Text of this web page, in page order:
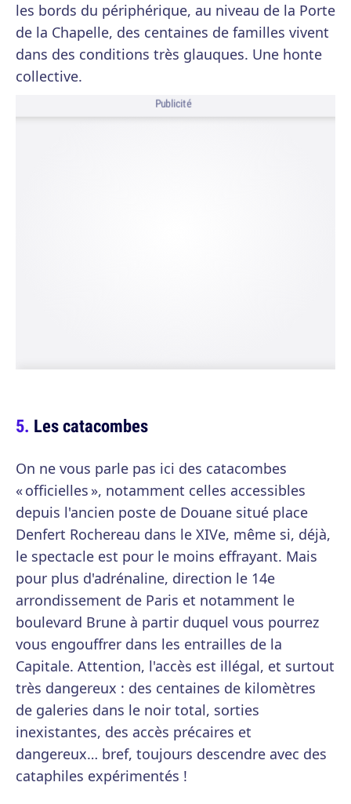
les bords du périphérique, au niveau de la Porte
de la Chapelle, des centaines de familles vivent
dans des conditions très glauques. Une honte
collective.
Publicité
Les catacombes
On ne vous parle pas ici des catacombes
« officielles », notamment celles accessibles
depuis l'ancien poste de Douane situé place
Denfert Rochereau dans le XIVe, même si, déjà,
le spectacle est pour le moins effrayant. Mais
pour plus d'adrénaline, direction le 14e
arrondissement de Paris et notamment le
boulevard Brune à partir duquel vous pourrez
vous engouffrer dans les entrailles de la
Capitale. Attention, l'accès est illégal, et surtout
très dangereux : des centaines de kilomètres
de galeries dans le noir total, sorties
inexistantes, des accès précaires et
dangereux… bref, toujours descendre avec des
cataphiles expérimentés !